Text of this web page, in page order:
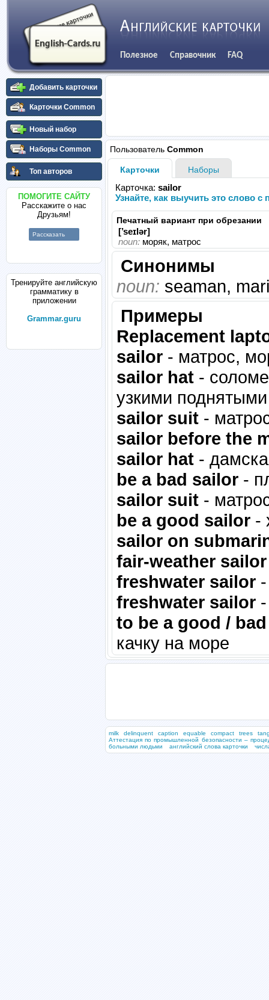
Полезное Справочник FAQ
Добавить карточки
Карточки Common
Новый набор
Наборы Common
Топ авторов
ПОМОГИТЕ САЙТУ
Расскажите о нас
Друзьям!
Рассказать
Тренируйте английскую
грамматику в
приложении
Grammar.guru
Пользователь Common
Карточки Наборы
Карточка: sailor
Узнайте, как выучить это слово
Печатный вариант при обрезании
[’seɪlər]
noun: моряк, матрос
Синонимы
noun: seaman,
Примеры
Replacement
sailor - матрос,
sailor hat -
узкими
sailor suit -
sailor before the
sailor hat -
be a bad sailor -
sailor suit -
be a good sailor -
sailor on
fair-weather sailor
freshwater sailor
freshwater sailor
to be a good /
качку на море
milk delinquent caption equable compact trees
Аттестация по промышленной безопасности –
больными людьми
английский слова карточки